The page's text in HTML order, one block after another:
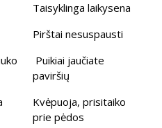
Taisyklinga laikysena
Pirštai nesuspausti
Puikiai jaučiate
paviršių
Kvėpuoja, prisitaiko
prie pėdos